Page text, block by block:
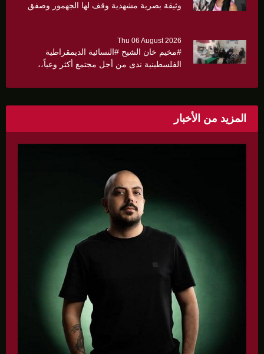
وثيقة بصرية مشهدية وقف لها الجهمور وصفق
Thu 06 August 2026
#مخيم خان الشيح #النسائية الديمقراطية
الفلسطينية ندى من أجل مجتمع أكثر وعياً،،
بروشورات توعوية على سيدات الحي.
المزيد من الأخبار